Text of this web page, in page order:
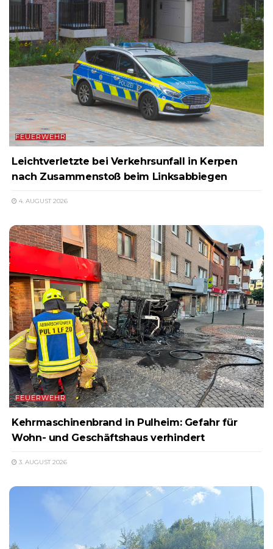
FEUERWEHR
Leichtverletzte bei Verkehrsunfall in Kerpen
nach Zusammenstoß beim Linksabbiegen
4. AUGUST 2026
FEUERWEHR
Kehrmaschinenbrand in Pulheim: Gefahr für
Wohn- und Geschäftshaus verhindert
3. AUGUST 2026